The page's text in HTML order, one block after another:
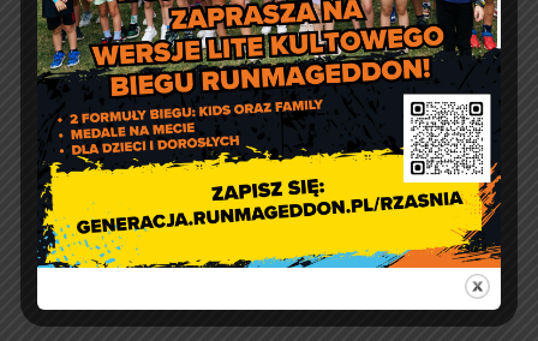
Marcin Kazuba Comment off
Sportowy weekend z Czarnymi
Rząśnia
Agnieszka Wiśniewska Comment off
Prośba o szanowanie i
prawidłowe użycie
defibrylatorów AED